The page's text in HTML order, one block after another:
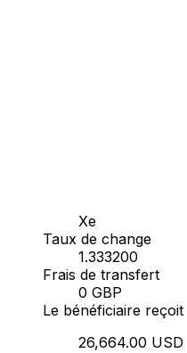
Xe
Taux de change
1.333200
Frais de transfert
0 GBP
Le bénéficiaire reçoit
26,664.00 USD